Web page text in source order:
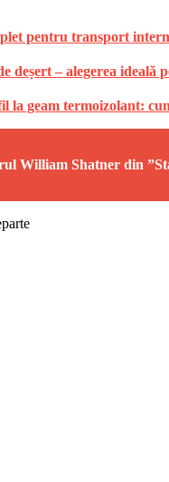
pentru transport
deșert – alegerea
la geam termoizolant:
William Shatner din